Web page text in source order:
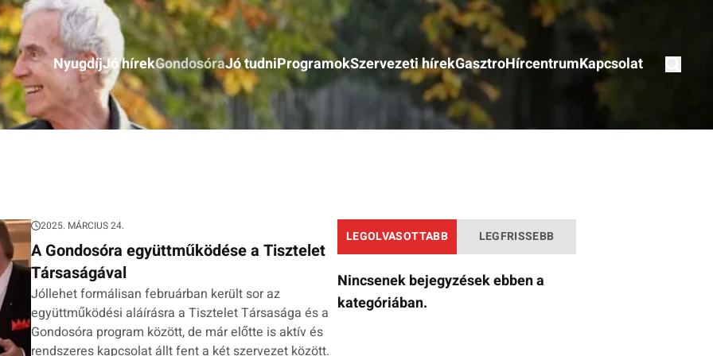
NyugdíjJó hírekGondosóraJó tudniProgramokSzervezeti hírekGasztroHírcentrumKapcsolat
2025. MÁRCIUS 24.
A Gondosóra együttműködése a Tisztelet
Társaságával
Jóllehet formálisan februárban került sor az
együttműködési aláírásra a Tisztelet Társasága és a
Gondosóra program között, de már előtte is aktív és
rendszeres kapcsolat állt fent a két szervezet között.
LEGOLVASOTTABB LEGFRISSEBB
Nincsenek bejegyzések ebben a
kategóriában.